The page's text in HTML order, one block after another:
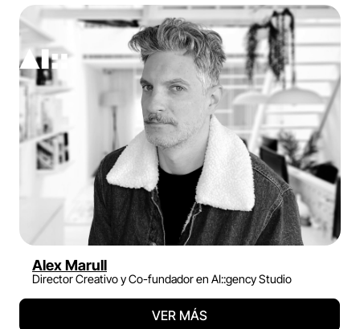
Alex Marull
Director Creativo y Co-fundador en AI::gency Studio
VER MÁS